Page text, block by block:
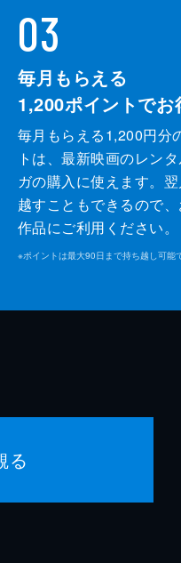
03
毎月もらえる
1,200ポイントでお
毎月もらえる1,200円分
トは、最新映画のレン
ガの購入に使えます。
越すこともできるので
作品にご利用ください。
※ポイントは最大90日まで持ち越し可能
る